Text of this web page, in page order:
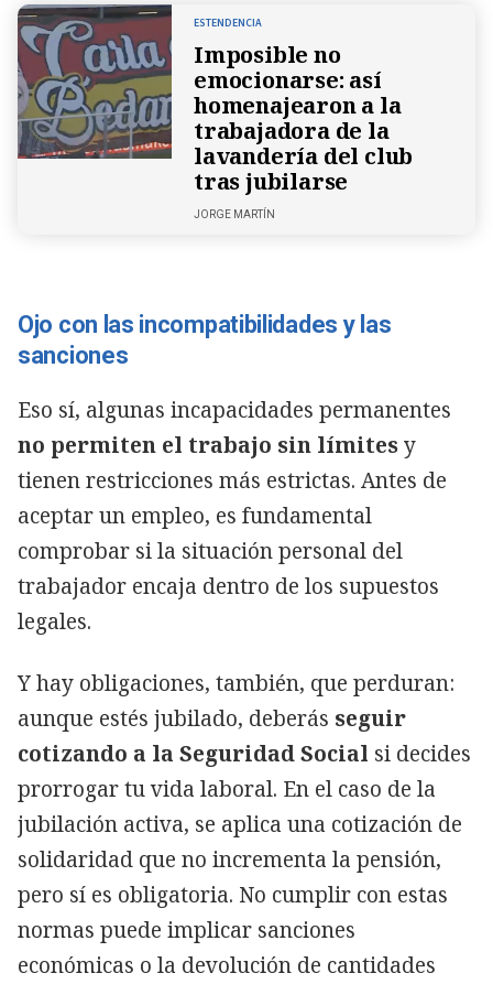
ESTENDENCIA
Imposible no
emocionarse: así
homenajearon a la
trabajadora de la
lavandería del club
tras jubilarse
JORGE MARTÍN
Ojo con las incompatibilidades y las
sanciones
Eso sí, algunas incapacidades permanentes
no permiten el trabajo sin límitesy
tienen restricciones más estrictas. Antes de
aceptar un empleo, es fundamental
comprobar si la situación personal del
trabajador encaja dentro de los supuestos
legales.
Y hay obligaciones, también, que perduran:
aunque estés jubilado, deberás seguir
cotizando a la Seguridad Social si decides
prorrogar tu vida laboral. En el caso de la
jubilación activa, se aplica una cotización de
solidaridad que no incrementa la pensión,
pero sí es obligatoria. No cumplir con estas
normas puede implicar sanciones
económicas o la devolución de cantidades